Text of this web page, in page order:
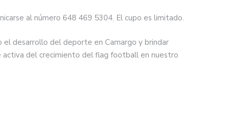
al número 648 469 5304. El cupo es limitado.
el desarrollo del deporte en Camargo y brindar
del crecimiento del flag football en nuestro